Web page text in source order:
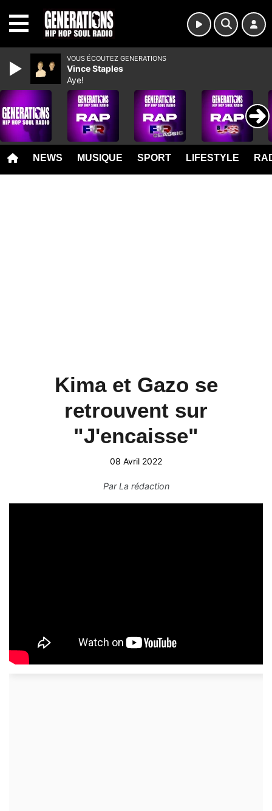
NEWS MUSIQUE SPORT LIFESTYLE
Kima et Gazo se
retrouvent sur
"J'encaisse"
08 Avril 2022
ParLa rédaction
VOUS ÉCOUTEZ GENERATIONS
Vince Staples
Aye!